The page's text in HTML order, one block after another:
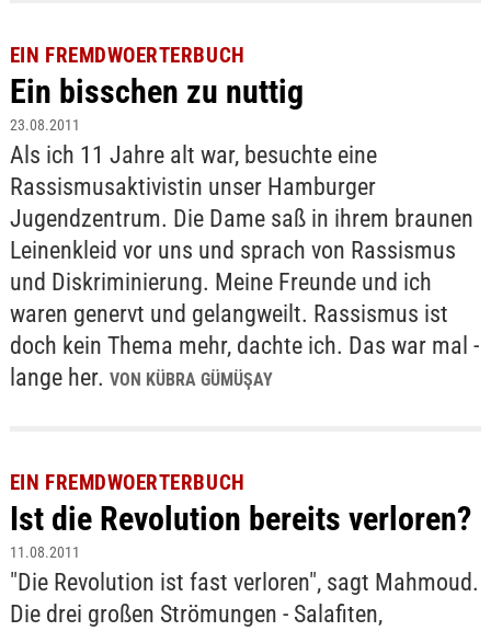
EIN FREMDWOERTERBUCH
Ein bisschen zu nuttig
23.08.2011
Als ich 11 Jahre alt war, besuchte eine
Rassismusaktivistin unser Hamburger
Jugendzentrum. Die Dame saß in ihrem braunen
Leinenkleid vor uns und sprach von Rassismus
und Diskriminierung. Meine Freunde und ich
waren genervt und gelangweilt. Rassismus ist
doch kein Thema mehr, dachte ich. Das war mal -
lange her. VON KÜBRA GÜMÜŞAY
EIN FREMDWOERTERBUCH
Ist die Revolution bereits verloren?
11.08.2011
"Die Revolution ist fast verloren", sagt Mahmoud.
Die drei großen Strömungen - Salafiten,